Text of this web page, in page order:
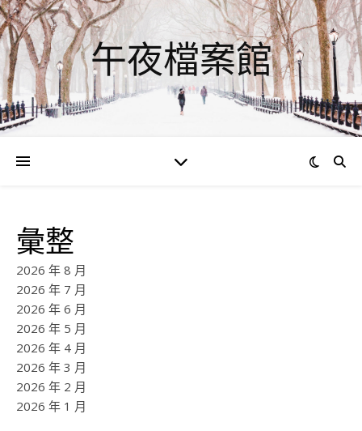
午夜檔案館
彙整
2026 年 8 月
2026 年 7 月
2026 年 6 月
2026 年 5 月
2026 年 4 月
2026 年 3 月
2026 年 2 月
2026 年 1 月